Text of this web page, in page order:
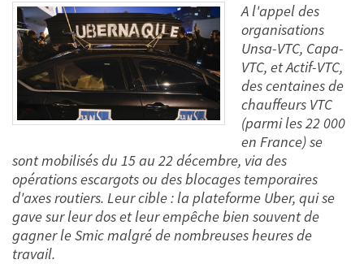
A l'appel des
organisations
Unsa-VTC, Capa-
VTC, et Actif-VTC,
des centaines de
chauffeurs VTC
(parmi les 22 000
en France) se
sont mobilisés du 15 au 22 décembre, via des
opérations escargots ou des blocages temporaires
d'axes routiers. Leur cible : la plateforme Uber, qui se
gave sur leur dos et leur empêche bien souvent de
gagner le Smic malgré de nombreuses heures de
travail.